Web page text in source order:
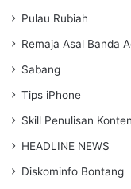
Pulau Rubiah
Remaja Asal Banda
Sabang
Tips iPhone
Skill Penulisan Konten
HEADLINE NEWS
Diskominfo Bontang